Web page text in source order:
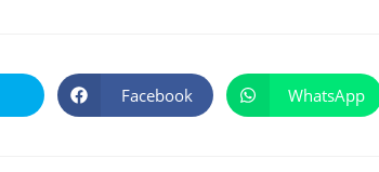
Se
abre
Facebook Se
abre
WhatsApp